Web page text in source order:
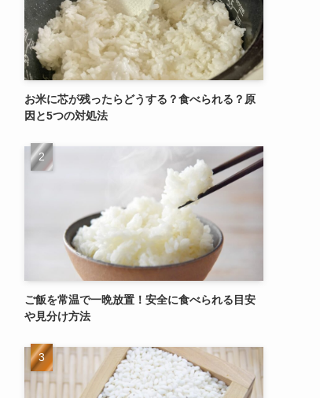
お米に芯が残ったらどうする？食べられる？原
因と5つの対処法
ご飯を常温で一晩放置！安全に食べられる目安
や見分け方法